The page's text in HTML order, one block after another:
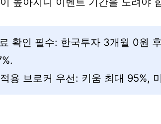
확인 필수: 한국투자 3개월 0원
용 브로커 우선: 키움 최대 95%,